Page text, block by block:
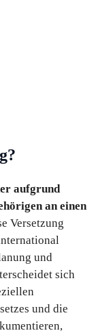
aufgrund
an einen
Versetzung
und
sich
und die